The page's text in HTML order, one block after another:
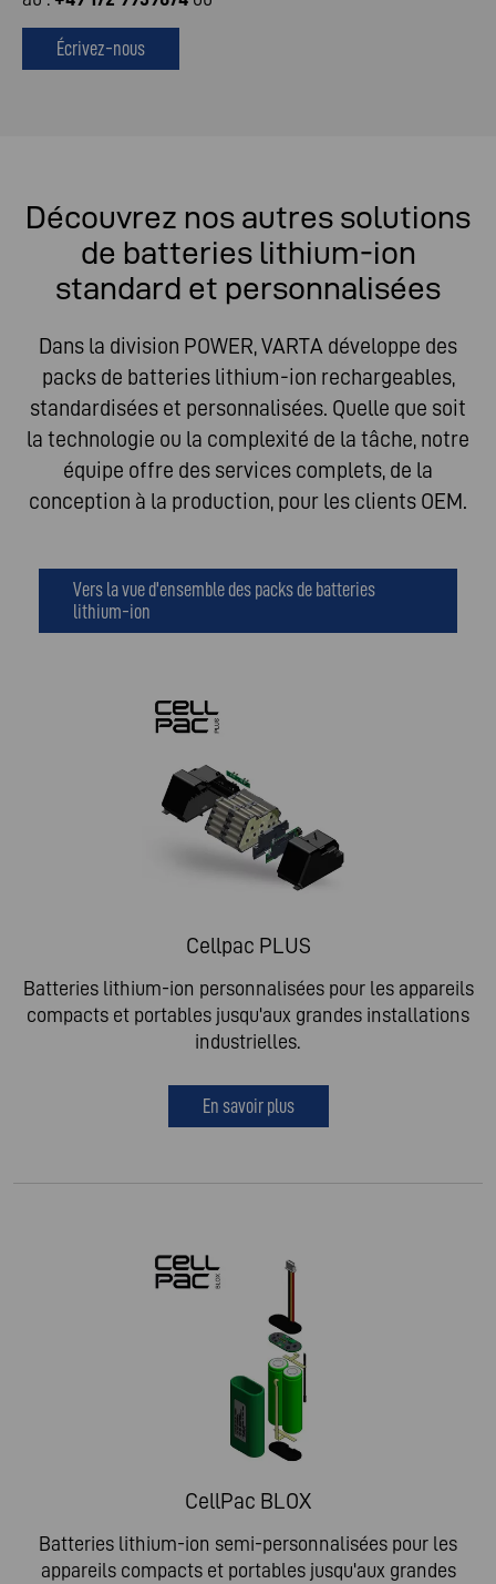
Écrivez-nous
Découvrez nos autres solutions
de batteries lithium-ion
standard et personnalisées
Dans la division POWER, VARTA développe des
packs de batteries lithium-ion rechargeables,
standardisées et personnalisées. Quelle que soit
la technologie ou la complexité de la tâche, notre
équipe offre des services complets, de la
conception à la production, pour les clients OEM.
Vers la vue d'ensemble des packs de batteries
lithium-ion
Cellpac PLUS
Batteries lithium-ion personnalisées pour les appareils
compacts et portables jusqu'aux grandes installations
industrielles.
En savoir plus
CellPac BLOX
Batteries lithium-ion semi-personnalisées pour les
appareils compacts et portables jusqu'aux grandes